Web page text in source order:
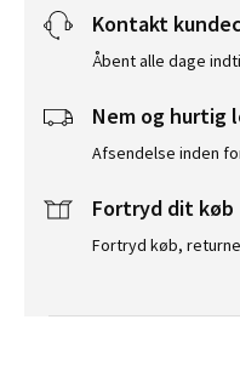
Kontakt
Åbent alle dage
Nem og hurtig
Afsendelse inden
Fortryd dit køb
Fortryd køb,